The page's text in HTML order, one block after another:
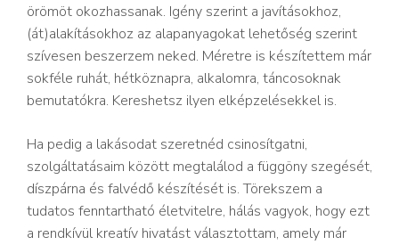
örömöt okozhassanak. Igény szerint a javításokhoz,
(át)alakításokhoz az alapanyagokat lehetőség szerint
szívesen beszerzem neked. Méretre is készítettem már
sokféle ruhát, hétköznapra, alkalomra, táncosoknak
bemutatókra. Kereshetsz ilyen elképzelésekkel is.
Ha pedig a lakásodat szeretnéd csinosítgatni,
szolgáltatásaim között megtalálod a függöny szegését,
díszpárna és falvédő készítését is. Törekszem a
tudatos fenntartható életvitelre, hálás vagyok, hogy ezt
a rendkívül kreatív hivatást választottam, amely már